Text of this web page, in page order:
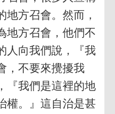
地方召會。然而，
地方召會，他們不
人向我們說，『我
，不要來攪擾我
『我們是這裡的地
權。』這自治是甚